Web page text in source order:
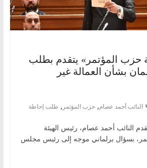
حزب المؤتمر» يتقدم بطلب
بشأن العمالة غير
النائب أحمد عصام, حزب المؤتمر , طلب إحاطة
النائب أحمد عصام، رئيس الهيئة
بسؤال برلماني موجه إلى رئيس مجلس